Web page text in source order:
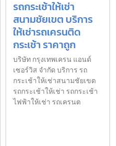
รถกระเช้าให้เช่า
สนามชัยเขต บริการ
ให้เช่ารถเครนติด
กระเช้า ราคาถูก
บริษัท กรุงเทพเครน แอนด์
เซอร์วิส จำกัด บริการ รถ
กระเช้าให้เช่าสนามชัยเขต
รถกระเช้าให้เช่า รถกระเช้า
ไฟฟ้าให้เช่า รถเครนต